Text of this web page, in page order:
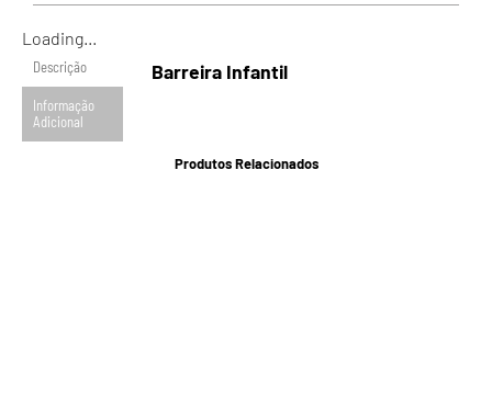
Loading...
Descrição
Informação
Adicional
Barreira Infantil
Produtos Relacionados